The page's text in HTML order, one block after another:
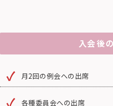
入会後
月2回の例会への出席
各種委員会への出席